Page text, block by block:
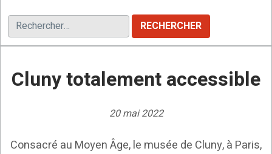
Rechercher :
Cluny totalement accessible
20 mai 2022
Consacré au Moyen Âge, le musée de Cluny, à Paris,